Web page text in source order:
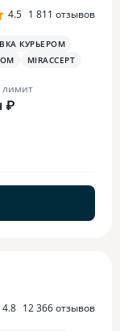
4.5 1 811 отзывов
КУРЬЕРОМ
MIRACCEPT
лимит
₽
4.8 12 366 отзывов